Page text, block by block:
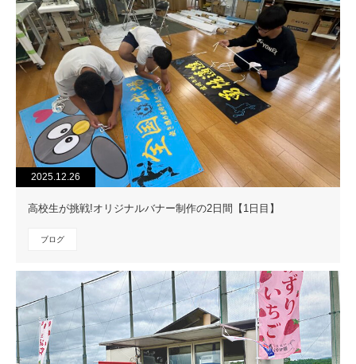
2025.12.26
高校生が挑戦!オリジナルバナー制作の2日間【1日目】
ブログ